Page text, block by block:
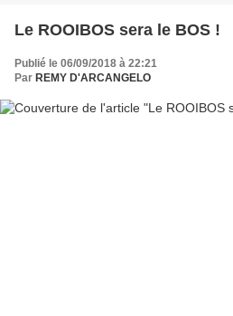
Le ROOIBOS sera le BOS !
Publié le 06/09/2018 à 22:21
Par REMY D'ARCANGELO